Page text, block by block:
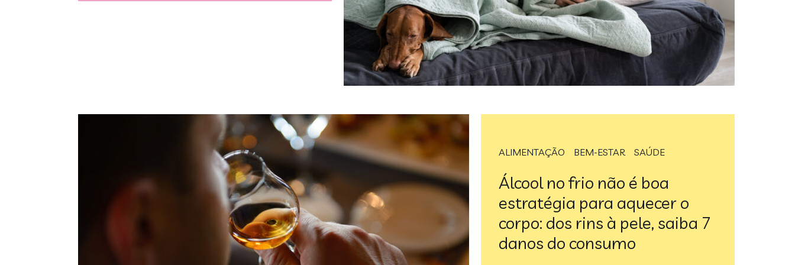
ALIMENTAÇÃO BEM-ESTAR SAÚDE
Álcool no frio não é boa
estratégia para aquecer o
corpo: dos rins à pele, saiba 7
danos do consumo